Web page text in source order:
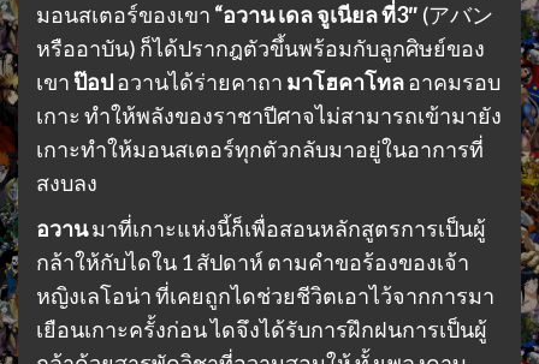
มอนสเตอร์ของเขา “อวาน เดล จูเนียล ที่3″ (アバン
หรืออาบัน) ก็ได้ปรากฎตัวขึ้นพร้อมกับลูกศิษย์ของ
เขาป๊อปอวานได้ร่ายคาถา มาโฮคาโทลอาคมรอบ
เกาะ ทำให้พลังของราชาปีศาจไม่สามารถเข้ามายัง
เกาะทำให้มอนสเตอร์ทุกตัวกลับมาอยู่ในอาการที่
สงบลง
อวานมาที่เกาะแห่งนี้ก็เพื่อสอนหลักสูตรการเป็นผู้
กล้าให้กับไดใน 1 สัปดาห์ ตามคำขอร้องของเจ้า
หญิงเลโอน่า ที่เคยถูกไดช่วยชีวิตเอาไว้จากการมา
เยือนเกาะครั้งก่อน ไดจึงได้รับการฝึกฝนการเป็นผู้